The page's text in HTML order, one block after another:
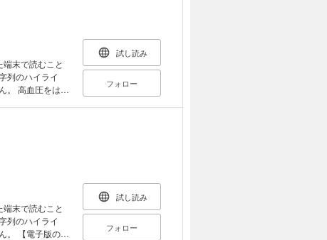
なりずし、ビ
・スパゲティ、
いたけ、麩、
全28点
ュース
末で読むこと
列のハイライ
じ
が、毎日手軽
ろなく紹介しま
試し読み
フォロー
末で読むこと
列のハイライ
ご
試し読み
フォロー